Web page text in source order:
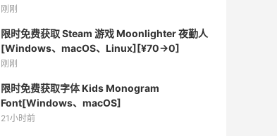
刚刚
限时免费获取 Steam 游戏 Moonlighter 夜勤人
[Windows、macOS、Linux][¥70→0]
刚刚
限时免费获取字体 Kids Monogram
Font[Windows、macOS]
21小时前